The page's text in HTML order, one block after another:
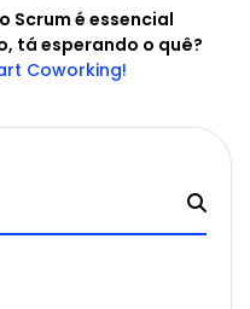
Scrum é essencial
tá esperando o quê?
Coworking!